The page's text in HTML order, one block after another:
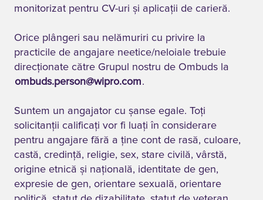
monitorizat pentru CV-uri și aplicații de carieră.
Orice plângeri sau nelămuriri cu privire la
practicile de angajare neetice/neloiale trebuie
direcționate către Grupul nostru de Ombuds la
ombuds.person@wipro.com​​​​​​​.
Suntem un angajator cu șanse egale. Toți
solicitanții calificați vor fi luați în considerare
pentru angajare fără a ține cont de rasă, culoare,
castă, credință, religie, sex, stare civilă, vârstă,
origine etnică și națională, identitate de gen,
expresie de gen, orientare sexuală, orientare